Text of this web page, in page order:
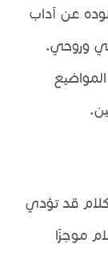
عن آداب
وروحي.
قد تؤدي
موجزًا